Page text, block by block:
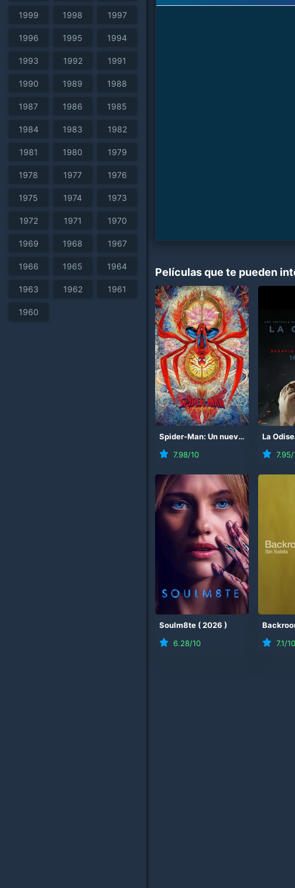
1999 1998 1997
1996 1995 1994
1993 1992 1991
1990 1989 1988
1987 1986 1985
1984 1983 1982
1981 1980 1979
1978 1977 1976
1975 1974 1973
1972 1971 1970
1969 1968 1967
1966 1965 1964
1963 1962 1961
1960
Películas que te pueden
Spider-Man: Un nuevo día (2026)
7.98/10
La
7.95/
Soulm8te (2026 )
6.28/10
7.1/10